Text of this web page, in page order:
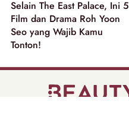
Selain The East Palace, Ini 5
Film dan Drama Roh Yoon
Seo yang Wajib Kamu
Tonton!